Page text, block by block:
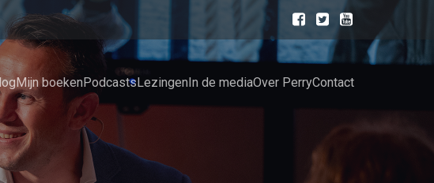
Mijn boekenPodcastsLezingenIn de mediaOver PerryContact